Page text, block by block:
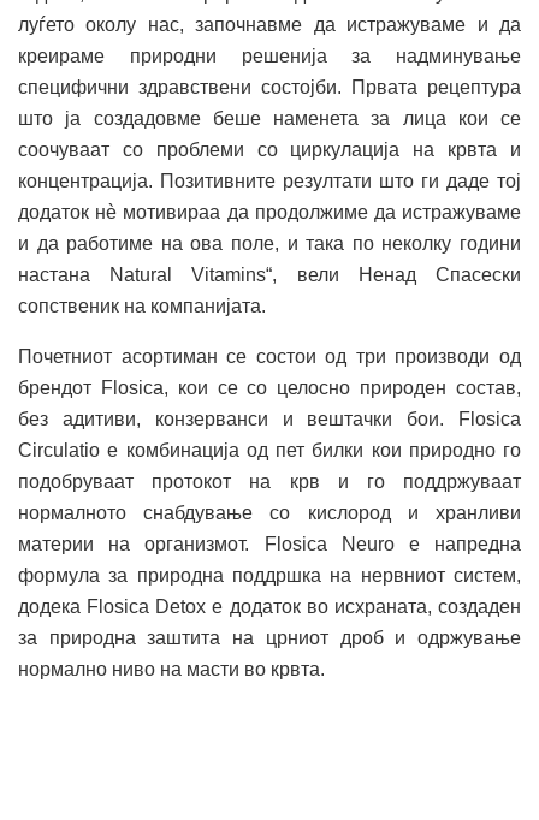
луѓето околу нас, започнавме да истражуваме и да
креираме природни решенија за надминување
специфични здравствени состојби. Првата рецептура
што ја создадовме беше наменета за лица кои се
соочуваат со проблеми со циркулација на крвта и
концентрација. Позитивните резултати што ги даде тој
додаток нè мотивираа да продолжиме да истражуваме
и да работиме на ова поле, и така по неколку години
настана Natural Vitamins“, вели Ненад Спасески
сопственик на компанијата.
Почетниот асортиман се состои од три производи од
брендот Flosica, кои се со целосно природен состав,
без адитиви, конзерванси и вештачки бои. Flosica
Circulatio е комбинација од пет билки кои природно го
подобруваат протокот на крв и го поддржуваат
нормалното снабдување со кислород и хранливи
материи на организмот. Flosica Neuro е напредна
формула за природна поддршка на нервниот систем,
додека Flosica Detox е додаток во исхраната, создаден
за природна заштита на црниот дроб и одржување
нормално ниво на масти во крвта.